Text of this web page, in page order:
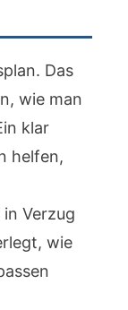
Das
wie man
klar
helfen,
Verzug
wie